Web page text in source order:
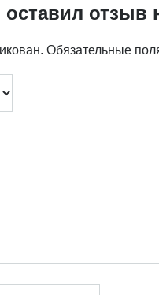
отзыв
Обязательные